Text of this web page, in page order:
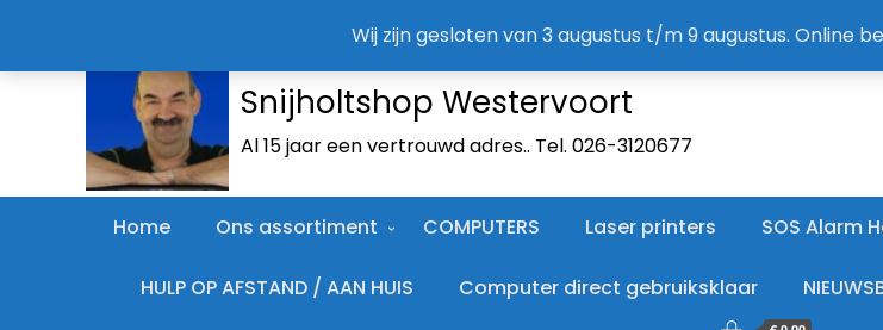
Wij zijn gesloten van 3 augustus t/m 9 augustus. Online
Snijholtshop Westervoort
Al 15 jaar een vertrouwd adres.. Tel. 026-3120677
Home Ons assortiment COMPUTERS Laser printers SOS Alarm
HULP OP AFSTAND / AAN HUIS Computer direct gebruiksklaar